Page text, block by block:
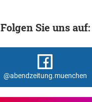
Folgen Sie uns auf:
@abendzeitung.muenchen